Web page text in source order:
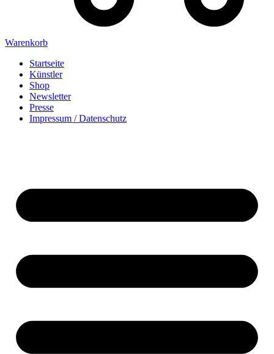
Warenkorb
Startseite
Künstler
Shop
Newsletter
Presse
Impressum / Datenschutz